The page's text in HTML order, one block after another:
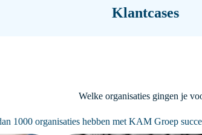
Klantcases
Welke organisaties gingen je
1000 organisaties hebben met KAM Groep